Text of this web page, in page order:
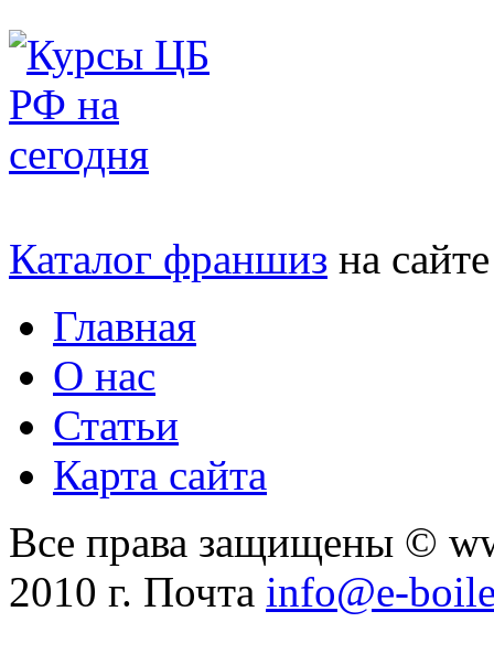
Каталог франшиз на
Главная
О нас
Статьи
Карта сайта
Все права защищены ©
2010 г. Почта info@e-